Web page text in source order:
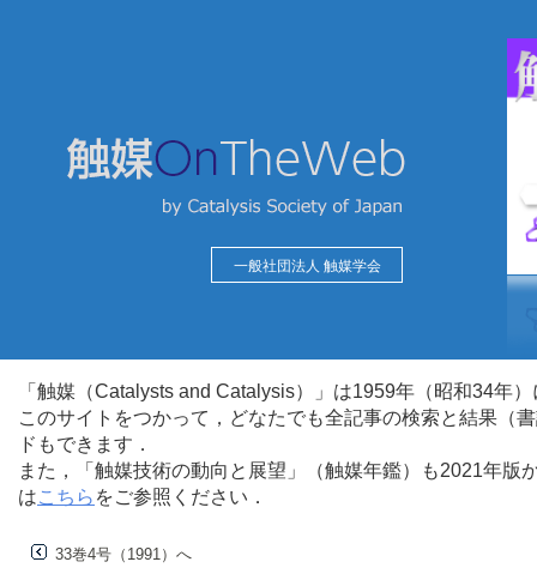
一般社団法人 触媒学会
「触媒（Catalysts and Catalysis）」は1959年（昭和34年
このサイトをつかって，どなたでも全記事の検索と結果（
ドもできます．
また，「触媒技術の動向と展望」（触媒年鑑）も2021年
はこちら をご参照ください．
33巻4号（1991）へ